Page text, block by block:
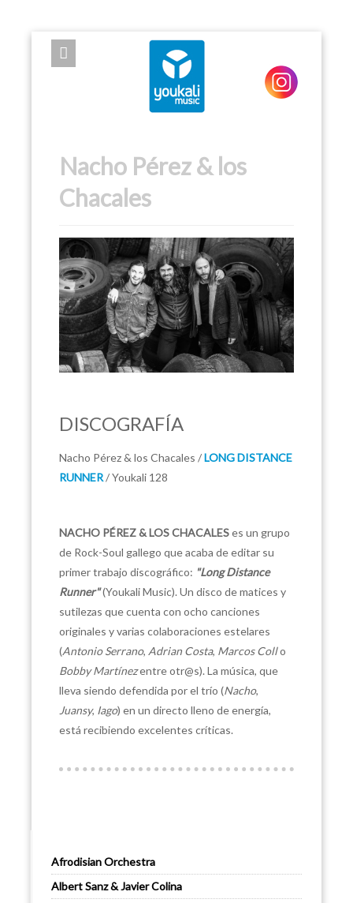
EXPOSE FRAMEWORK FOR JOOMLA 2.5 AND 3.0+
Nacho Pérez & los
Chacales
DISCOGRAFÍA
Nacho Pérez & los Chacales /LONG DISTANCE
RUNNER/ Youkali 128
NACHO PÉREZ & LOS CHACALESes un grupo
de Rock-Soul gallego que acaba de editar su
primer trabajo discográfico: "Long Distance
Runner"(Youkali Music). Un disco de matices y
sutilezas que cuenta con ocho canciones
originales y varias colaboraciones estelares
(Antonio Serrano, Adrian Costa, Marcos Collo
Bobby Martínezentre otr@s). La música, que
lleva siendo defendida por el trío (Nacho,
Juansy, Iago) en un directo lleno de energía,
está recibiendo excelentes críticas.
Afrodisian Orchestra
Albert Sanz & Javier Colina